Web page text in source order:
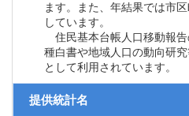
ます。また、年結果では市
しています。
住民基本台帳人口移動報告
種白書や地域人口の動向研
として利用されています。
提供統計名